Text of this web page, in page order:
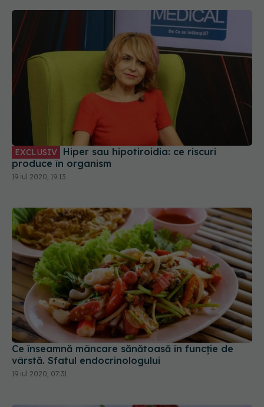
EXCLUSIV
produce în organism
19 iul 2020, 19:13
Ce înseamnă mâncare sănătoasă în funcție de
vârstă. Sfatul endocrinologului
19 iul 2020, 07:31